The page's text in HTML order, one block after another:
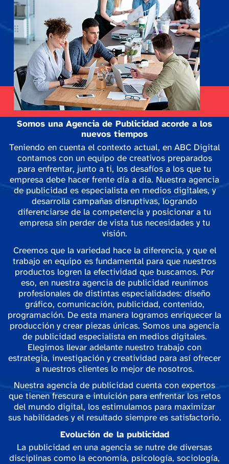
Somos una Agencia de Publicidad acorde a los
nuevos tiempos
Teniendo en cuenta el contexto actual, en ABC Digital
contamos con un equipo de creativos preparados
para enfrentar, junto a ti, los desafíos a los que tu
empresa debe hacer frente día a día. Nuestra agencia
de publicidad es especialista en medios digitales, y
desarrolla campañas disruptivas, logrando
diferenciarse de la competencia y posicionar a tu
empresa sin perder de vista tus necesidades y tu
visión.
Creemos que la variedad hace la diferencia, y que el
trabajo en equipo es fundamental para que nuestros
productos logren la efectividad que buscamos. Por
eso, en nuestra agencia de publicidad reunimos
profesionales de distintas especialidades: diseño
gráfico, comunicación, publicidad, contenido,
programación. De esta manera logramos enriquecer la
producción y crear piezas únicas. Somos una agencia
de publicidad especialista en medios digitales.
Elegimos llevar adelante nuestro trabajo con
estrategia, investigación y creatividad para así ofrecer
a nuestros clientes lo mejor de nosotros.
Nuestra agencia de publicidad cuenta con expertos
que tienen frescura e intuición para enfrentar los retos
del mundo digital, los estimulamos para maximizar
sus habilidades y el resultado siempre es satisfactorio.
Evolución de la publicidad
La publicidad en una agencia se nutre de diversas
disciplinas como la economía, psicología, sociología,